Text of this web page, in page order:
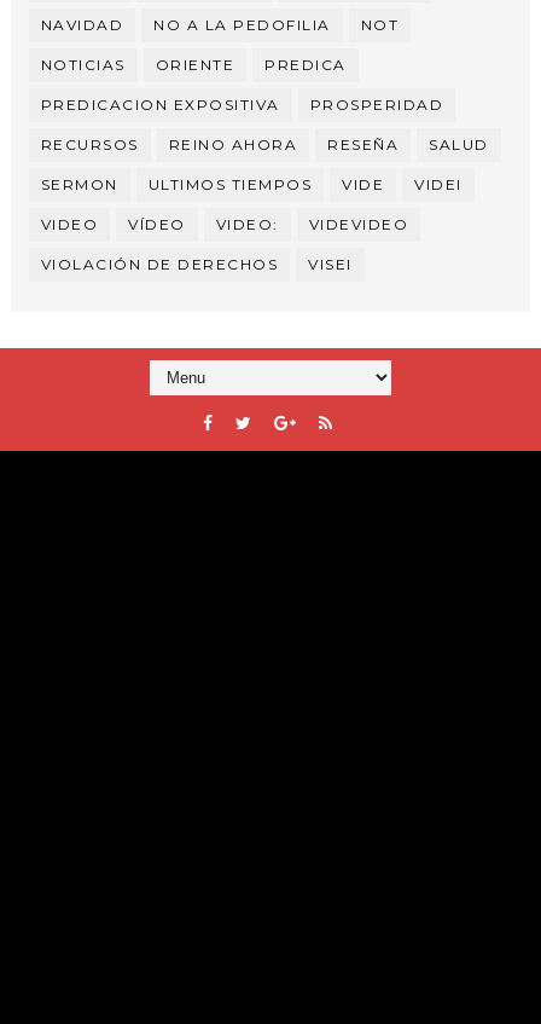
NAVIDAD NO A LA PEDOFILIA NOT
NOTICIAS ORIENTE PREDICA
PREDICACION EXPOSITIVA PROSPERIDAD
RECURSOS REINO AHORA RESEÑA SALUD
SERMON ULTIMOS TIEMPOS VIDE VIDEI
VIDEO VÍDEO VIDEO: VIDEVIDEO
VIOLACIÓN DE DERECHOS VISEI